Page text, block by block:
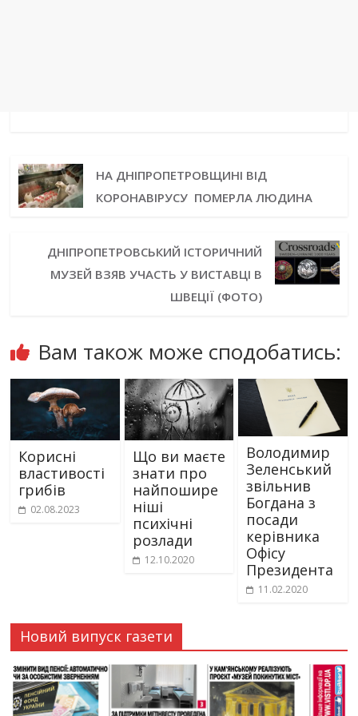
НА ДНІПРОПЕТРОВЩИНІ ВІД
КОРОНАВІРУСУ ПОМЕРЛА ЛЮДИНА
ДНІПРОПЕТРОВСЬКИЙ ІСТОРИЧНИЙ
МУЗЕЙ ВЗЯВ УЧАСТЬ У ВИСТАВЦІ В
ШВЕЦІЇ (ФОТО)
Вам також може сподобатись:
Корисні
властивості
грибів
02.08.2023
Що ви маєте
знати про
найпошире
ніші
психічні
розлади
12.10.2020
Володимир
Зеленський
звільнив
Богдана з
посади
керівника
Офісу
Президента
11.02.2020
Новий випуск газети